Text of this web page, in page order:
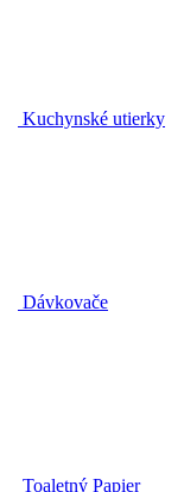
Kuchynské utierky
Dávkovače
Toaletný Papier